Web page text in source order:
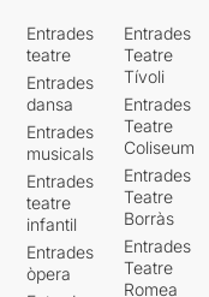
Entrades
teatre
Entrades
dansa
Entrades
musicals
Entrades
teatre
infantil
Entrades
òpera
Entrades
Teatre
Tívoli
Entrades
Teatre
Coliseum
Entrades
Teatre
Borràs
Entrades
Teatre
Romea